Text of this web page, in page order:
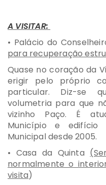
A VISITAR:
• Palácio do
para recuperação
Quase no coração da
erigir pelo próprio
particular. Diz-se
volumetria para que
vizinho Paço. É
Município e edifício
Municipal desde 2005.
• Casa da Quinta
normalmente o
visita)